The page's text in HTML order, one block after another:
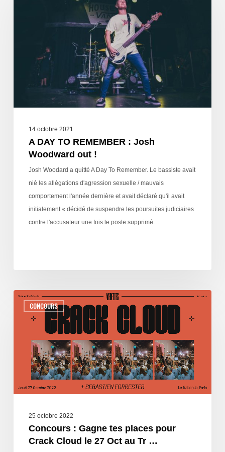
14 octobre 2021
A DAY TO REMEMBER : Josh
Woodward out !
Josh Woodard a quitté A Day To Remember. Le bassiste avait
nié les allégations d'agression sexuelle / mauvais
comportement l'année dernière et avait déclaré qu'il avait
initialement « décidé de suspendre les poursuites judiciaires
contre l'accusateur une fois le poste supprimé…
CONCOURS
25 octobre 2022
Concours : Gagne tes places pour
Crack Cloud le 27 Oct au Tr …